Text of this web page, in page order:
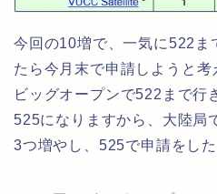
今回の10増で、一気に522ま
たら今月末で申請しようと
ビッグオープンで522まで行
525になりますから、大陸局
3つ増やし、525で申請をし